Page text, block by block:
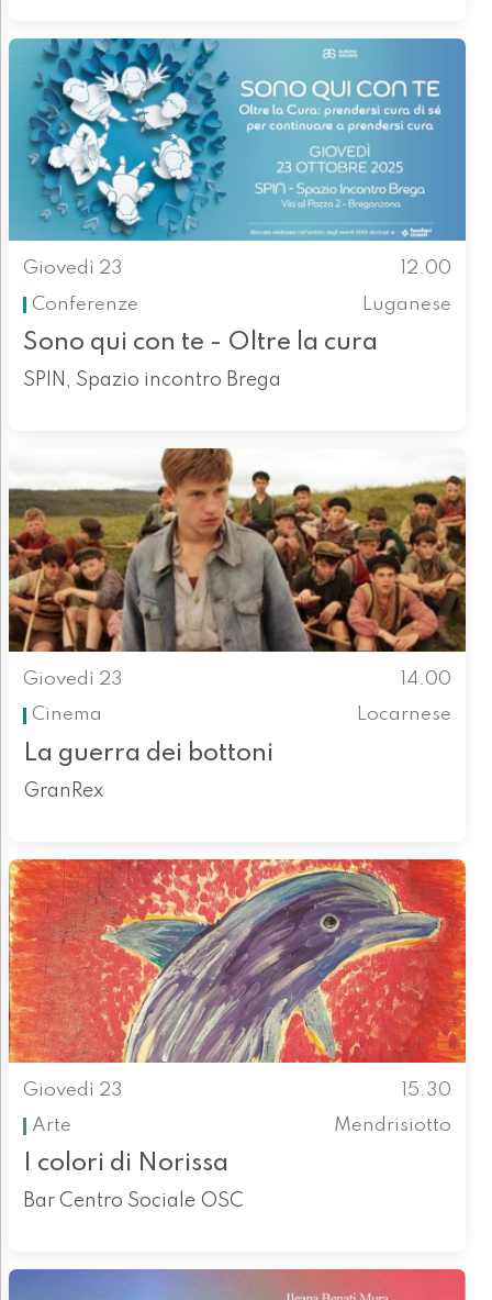
Giovedì 23
12.00
Conferenze
Luganese
Sono qui con te - Oltre la cura
SPIN, Spazio incontro Brega
Giovedì 23
14.00
Cinema
Locarnese
La guerra dei bottoni
GranRex
Giovedì 23
15.30
Arte
Mendrisiotto
I colori di Norissa
Bar Centro Sociale OSC